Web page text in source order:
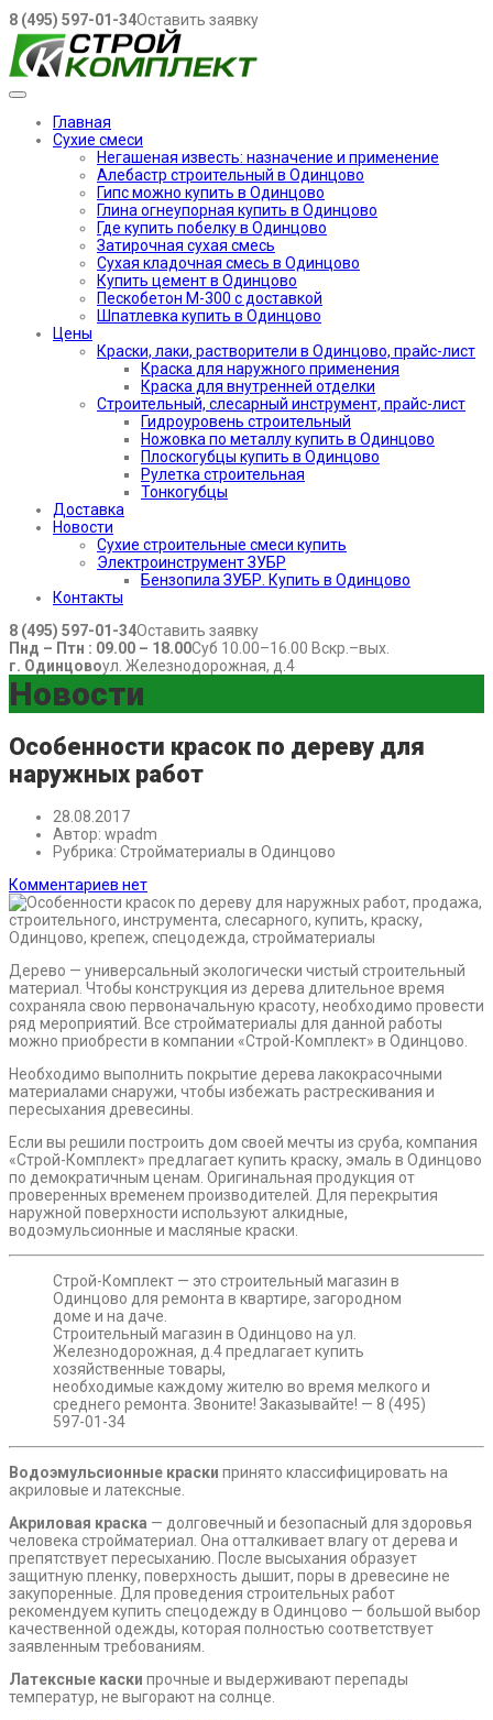
8 (495) 597-01-34Оставить заявку
Главная
Сухие смеси
Негашеная известь: назначение и применение
Алебастр строительный в Одинцово
Гипс можно купить в Одинцово
Глина огнеупорная купить в Одинцово
Где купить побелку в Одинцово
Затирочная сухая смесь
Сухая кладочная смесь в Одинцово
Купить цемент в Одинцово
Пескобетон М-300 с доставкой
Шпатлевка купить в Одинцово
Цены
Краски, лаки, растворители в Одинцово, прайс-лист
Краска для наружного применения
Краска для внутренней отделки
Строительный, слесарный инструмент, прайс-лист
Гидроуровень строительный
Ножовка по металлу купить в Одинцово
Плоскогубцы купить в Одинцово
Рулетка строительная
Тонкогубцы
Доставка
Новости
Сухие строительные смеси купить
Электроинструмент ЗУБР
Бензопила ЗУБР. Купить в Одинцово
Контакты
8 (495) 597-01-34Оставить заявку
Пнд – Птн : 09.00 – 18.00Суб 10.00–16.00 Вскр.–вых.
г. Одинцовоул. Железнодорожная, д.4
Новости
Особенности красок по дереву для
наружных работ
28.08.2017
Автор: wpadm
Рубрика: Стройматериалы в Одинцово
Комментариев нет
Дерево — универсальный экологически чистый строительный
материал. Чтобы конструкция из дерева длительное время
сохраняла свою первоначальную красоту, необходимо провести
ряд мероприятий. Все стройматериалы для данной работы
можно приобрести в компании «Строй-Комплект» в Одинцово.
Необходимо выполнить покрытие дерева лакокрасочными
материалами снаружи, чтобы избежать растрескивания и
пересыхания древесины.
Если вы решили построить дом своей мечты из сруба, компания
«Строй-Комплект» предлагает купить краску, эмаль в Одинцово
по демократичным ценам. Оригинальная продукция от
проверенных временем производителей. Для перекрытия
наружной поверхности используют алкидные,
водоэмульсионные и масляные краски.
Строй-Комплект — это строительный магазин в
Одинцово для ремонта в квартире, загородном
доме и на даче.
Строительный магазин в Одинцово на ул.
Железнодорожная, д.4 предлагает купить
хозяйственные товары,
необходимые каждому жителю во время мелкого и
среднего ремонта. Звоните! Заказывайте! — 8 (495)
597-01-34
Водоэмульсионные краски принято классифицировать на
акриловые и латексные.
Акриловая краска — долговечный и безопасный для здоровья
человека стройматериал. Она отталкивает влагу от дерева и
препятствует пересыханию. После высыхания образует
защитную пленку, поверхность дышит, поры в древесине не
закупоренные. Для проведения строительных работ
рекомендуем купить спецодежду в Одинцово — большой выбор
качественной одежды, которая полностью соответствует
заявленным требованиям.
Латексные каски прочные и выдерживают перепады
температур, не выгорают на солнце.